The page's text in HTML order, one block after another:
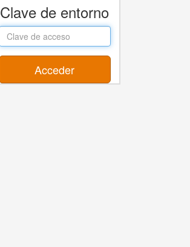
Clave de entorno
key
Acceder